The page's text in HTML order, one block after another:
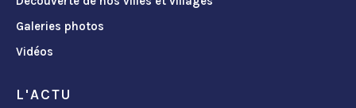
Galeries photos
Vidéos
L'ACTU